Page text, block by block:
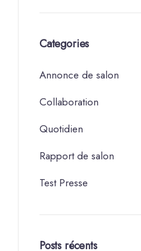
Categories
Annonce de salon
Collaboration
Quotidien
Rapport de salon
Test Presse
Posts récents